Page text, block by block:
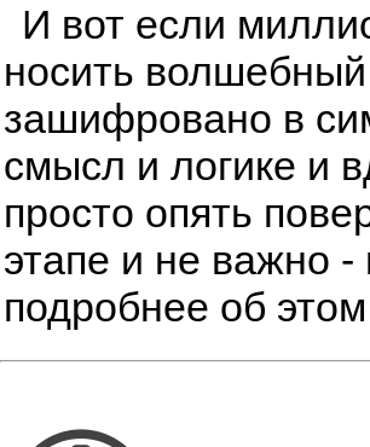
И вот если
носить волшебный
зашифровано в
смысл и логике и
просто опять
этапе и не важно -
подробнее об